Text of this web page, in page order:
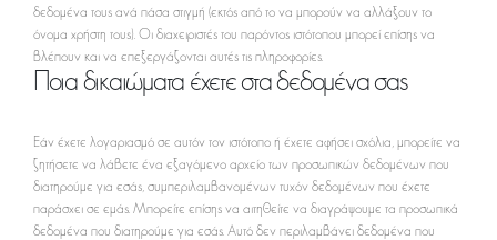
δεδομένα τους ανά πάσα στιγμή (εκτός από το να μπορούν να αλλάξουν το
όνομα χρήστη τους). Οι διαχειριστές του παρόντος ιστότοπου μπορεί επίσης να
βλέπουν και να επεξεργάζονται αυτές τις πληροφορίες.
Ποια δικαιώματα έχετε στα δεδομένα σας
Εάν έχετε λογαριασμό σε αυτόν τον ιστότοπο ή έχετε αφήσει σχόλια, μπορείτε να
ζητήσετε να λάβετε ένα εξαγόμενο αρχείο των προσωπικών δεδομένων που
διατηρούμε για εσάς, συμπεριλαμβανομένων τυχόν δεδομένων που έχετε
παράσχει σε εμάς. Μπορείτε επίσης να αιτηθείτε να διαγράψουμε τα προσωπικά
δεδομένα που διατηρούμε για εσάς. Αυτό δεν περιλαμβάνει δεδομένα που